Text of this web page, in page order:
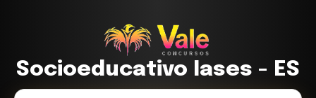
Socioeducativo Iases - ES